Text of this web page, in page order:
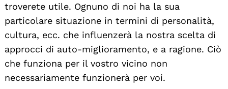
troverete utile. Ognuno di noi ha la sua
particolare situazione in termini di personalità,
cultura, ecc. che influenzerà la nostra scelta di
approcci di auto-miglioramento, e a ragione. Ciò
che funziona per il vostro vicino non
necessariamente funzionerà per voi.